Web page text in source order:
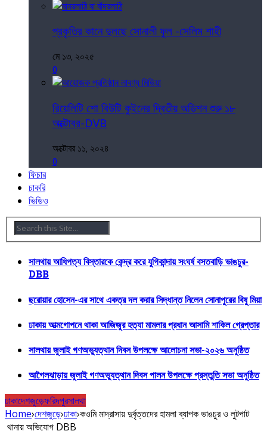
প্রকৃতির কানে দুলছে সোনালী ফুল -সেলিম শাহী
মে ১৩, ২০২৫
0
রিয়েলিটি শো বিউটি কুইনের দ্বিতীয় অডিশন শুরু ১৮
অক্টোবর-DVB
অক্টোবর ১১, ২০২৪
0
ফিচার
চাকরি
ভিডিও
সালথায় আধিপত্য বিস্তারকে কেন্দ্র করে যুগিকান্দায় সংঘর্ষ বসতবাড়ি ভাঙচুর-
DBB
ছরোয়ার হোসেন-এর সাথে একত্র দল করার সিদ্ধান্ত নিলেন সোনাপুরের বিষু মিয়া
ঢাকায় আত্মগোপনে থাকা আজিজুর হত্যা মামলার প্রধান আসামি শাকিল গ্রেপ্তার
সালথায় জুলাই গণঅভ্যুত্থান দিবস উপলক্ষে আলোচনা সভা-২০২৬ অনুষ্ঠিত
আগৈলঝাড়ায় জুলাই গণঅভ্যুত্থান দিবস পালন উপলক্ষে প্রস্তুতি সভা অনুষ্ঠিত
ঢাকাদেশজুড়েফরিদপুরসালথা
Home›দেশজুড়ে›ঢাকা›কওমি মাদ্রাসায় দুর্বৃত্তদের হামলা ব্যাপক ভাঙচুর ও লুটপাট
থানায় অভিযোগ DBB